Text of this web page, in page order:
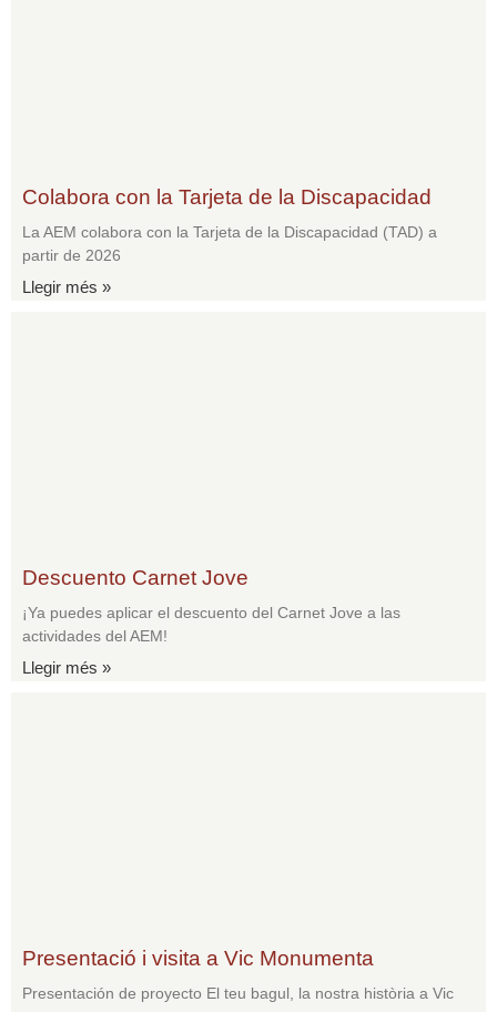
Colabora con la Tarjeta de la Discapacidad
La AEM colabora con la Tarjeta de la Discapacidad (TAD) a
partir de 2026
Llegir més »
Descuento Carnet Jove
¡Ya puedes aplicar el descuento del Carnet Jove a las
actividades del AEM!
Llegir més »
Presentació i visita a Vic Monumenta
Presentación de proyecto El teu bagul, la nostra història a Vic